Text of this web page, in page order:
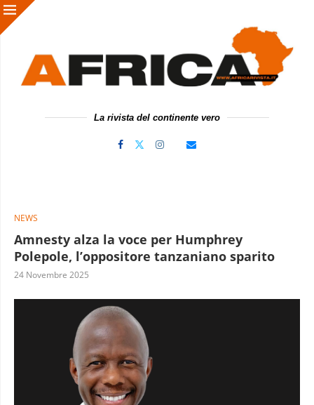
La rivista del continente vero
NEWS
Amnesty alza la voce per Humphrey
Polepole, l’oppositore tanzaniano sparito
24 Novembre 2025